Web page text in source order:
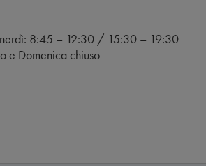
8:45 – 12:30 / 15:30 – 19:30
e Domenica chiuso